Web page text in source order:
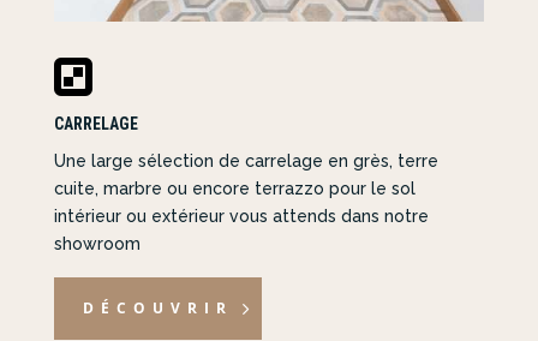

CARRELAGE
Une large sélection de carrelage en grès, terre
cuite, marbre ou encore terrazzo pour le sol
intérieur ou extérieur vous attends dans notre
showroom
DÉCOUVRIR